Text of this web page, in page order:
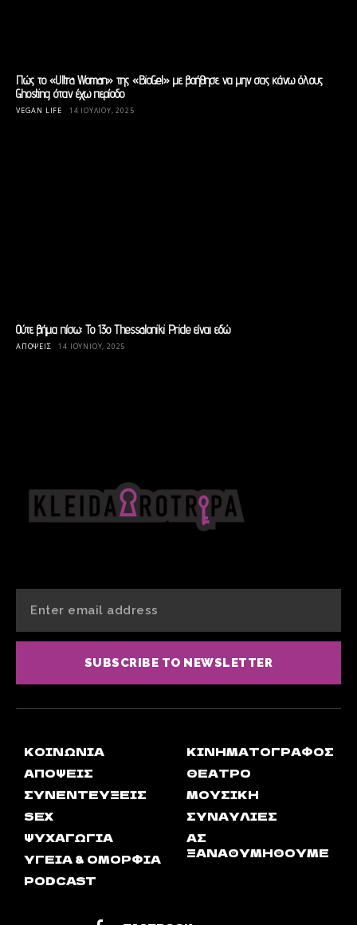
Πώς το «Ultra Woman» της «BioGel» με βοήθησε να μην σας κάνω όλους
Ghosting όταν έχω περίοδο
VEGAN LIFE 14 ΙΟΥΛΊΟΥ, 2025
Ούτε βήμα πίσω: Το 13ο Thessaloniki Pride είναι εδώ
ΑΠΟΨΕΙΣ 14 ΙΟΥΝΊΟΥ, 2025
SUBSCRIBE TO NEWSLETTER
ΚΟΙΝΩΝΊΑ
ΑΠΟΨΕΙΣ
ΣΥΝΕΝΤΕΎΞΕΙΣ
SEX
ΨΥΧΑΓΩΓΊΑ
ΥΓΕΊΑ & ΟΜΟΡΦΙΆ
PODCAST
ΚΙΝΗΜΑΤΟΓΡΆΦΟΣ
ΘΈΑΤΡΟ
ΜΟΥΣΙΚΉ
ΣΥΝΑΥΛΊΕΣ
ΑΣ
ΞΑΝΑΘΥΜΗΘΟΎΜΕ